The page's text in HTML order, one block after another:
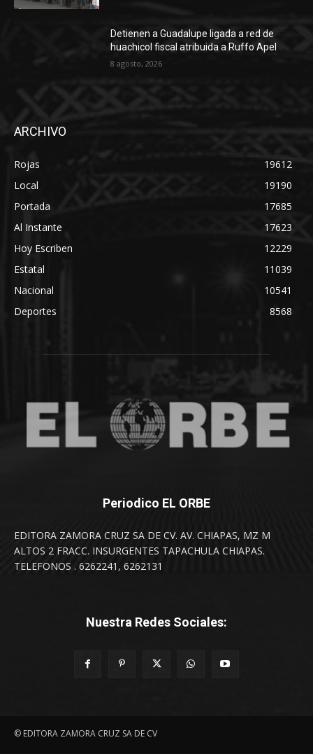
Detienen a Guadalupe ligada a red de
huachicol fiscal atribuida a Ruffo Apel
8 agosto, 2026
ARCHIVO
Rojas
19612
Local
19190
Portada
17685
Al Instante
17623
Hoy Escriben
12229
Estatal
11039
Nacional
10541
Deportes
8568
Periodico EL ORBE
EDITORA ZAMORA CRUZ SA DE CV. AV. CHIAPAS, MZ M
ALTOS 2 FRACC. INSURGENTES TAPACHULA CHIAPAS.
TELEFONOS . 6262241, 6262131
Nuestra Redes Sociales:
© EDITORA ZAMORA CRUZ SA DE CV